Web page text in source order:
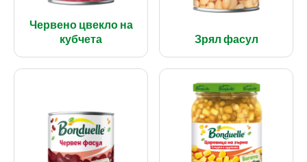
Червено цвекло на
кубчета
Зрял фасул